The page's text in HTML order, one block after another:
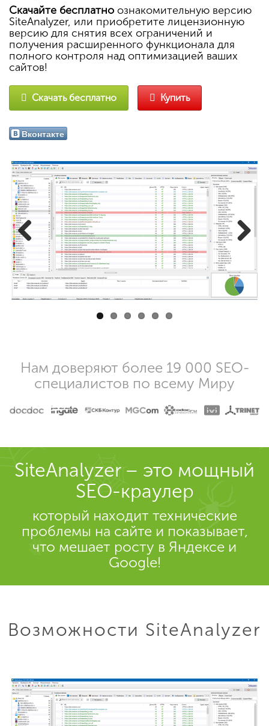
Скачайте бесплатно ознакомительную версию
SiteAnalyzer, или приобретите лицензионную
версию для снятия всех ограничений и
получения расширенного функционала для
полного контроля над оптимизацией ваших
сайтов!
Скачать бесплатно Купить
Вконтакте
Previous Next
Нам доверяют более 19 000 SEO-
специалистов по всему Миру
SiteAnalyzer – это мощный
SEO-краулер
который находит технические
проблемы на сайте и показывает,
что мешает росту в Яндексе и
Google!
Возможности SiteAnalyzer